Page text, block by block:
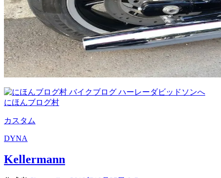
にほんブログ村
カスタム
DYNA
Kellermann